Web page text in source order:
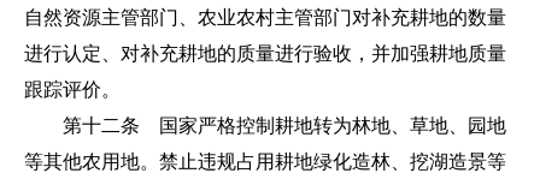
自然资源主管部门、农业农村主管部门对补充耕地的数量
进行认定、对补充耕地的质量进行验收，并加强耕地质量
跟踪评价。
第十二条 国家严格控制耕地转为林地、草地、园地
等其他农用地。禁止违规占用耕地绿化造林、挖湖造景等